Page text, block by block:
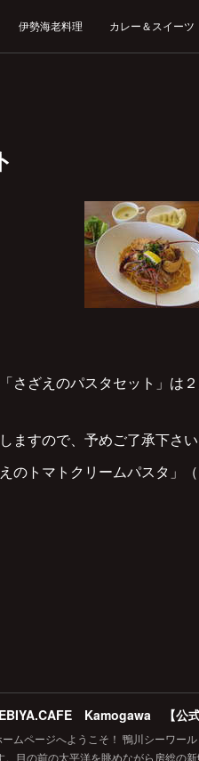
伊勢海老料理 カレー＆スイーツ
さざえのパスタセット」は
ますので、予めご了承下さい
のトマトクリームパスタ」
Kamogawa 【公式
ムページへようこそ！ 鴨川シーワー
。目の前の太平洋を眺めながら房総の